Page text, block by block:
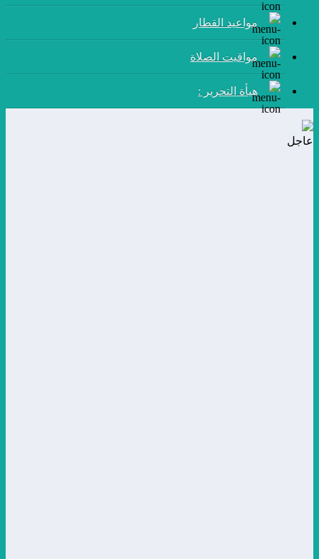
مواعيد القطار
مواقيت الصلاة
هيأة التحرير :
عاجل